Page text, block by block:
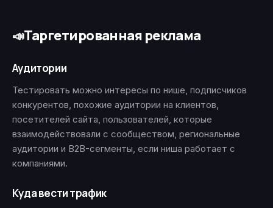
📣Таргетированная реклама
Аудитории
Тестировать можно интересы по нише, подписчиков
конкурентов, похожие аудитории на клиентов,
посетителей сайта, пользователей, которые
взаимодействовали с сообществом, региональные
аудитории и B2B-сегменты, если ниша работает с
компаниями.
Куда вести трафик